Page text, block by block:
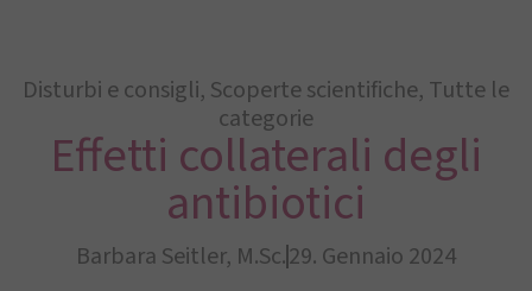
Disturbi e consigli, Scoperte scientifiche, Tutte le
categorie
Effetti collaterali degli
antibiotici
Barbara Seitler, M.Sc.29. Gennaio 2024